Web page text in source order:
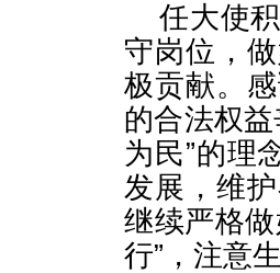
任大使
守岗位，
极贡献。
的合法权
为民”的理
发展，维
继续严格
行”，注意